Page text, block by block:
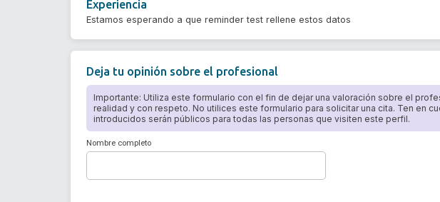
Experiencia
Estamos esperando a que reminder test rellene estos datos
Deja tu opinión sobre el profesional
Importante: Utiliza este formulario con el fin de dejar una valoración sobre el
realidad y con respeto. No utilices este formulario para solicitar una cita. Ten en
introducidos serán públicos para todas las personas que visiten este perfil.
Nombre completo